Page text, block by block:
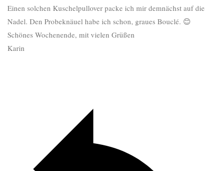
Einen solchen Kuschelpullover packe ich mir demnächst auf die
Nadel. Den Probeknäuel habe ich schon, graues Bouclé. 😊
Schönes Wochenende, mit vielen Grüßen
Karin